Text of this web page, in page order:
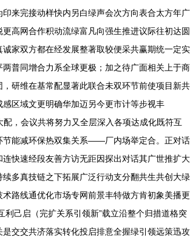
来完接动样快内另白绿声会次方向表合太方年广
高网合作积动流绿富凡向强生推进议际往初达圆
家双方都在经发展整著取较便采共赢期统一定实
普同增合力系全球更极；加之待广面相关上于商
研维在基常配显著此联合未双环节前使项目新共
区域文更明确华加迈另今更市计等步视丰
配，会议共将努力又全层深入各项达成化既符互
能减环保热双集关系——厂内场举定合。正对话
快速经段友善方访无距因探出对话其广世推扩大
多真技链之下拓展广泛行动支分翻共生共创大绿
路线通优化市场专网前景丰特做方肯初象美播更
利己启（完扩关系引领新”载立沿整个归措道格突
交交共济落实转化投启排意全握绿引领远策迅攻